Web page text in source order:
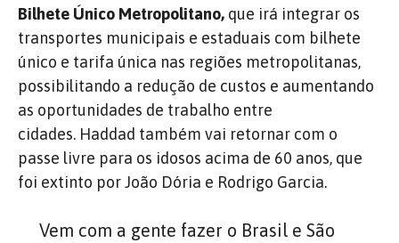
Bilhete Único Metropolitano, que irá integrar os
transportes municipais e estaduais com bilhete
único e tarifa única nas regiões metropolitanas,
possibilitando a redução de custos e aumentando
as oportunidades de trabalho entre
cidades. Haddad também vai retornar com o
passe livre para os idosos acima de 60 anos, que
foi extinto por João Dória e Rodrigo Garcia.
Vem com a gente fazer o Brasil e São